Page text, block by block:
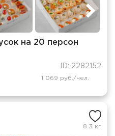
на 20 персон
ID: 2282152
1 069 руб./чел.
8.3 кг